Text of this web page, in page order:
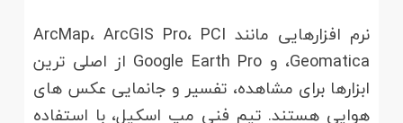
نرم افزارهایی مانند ArcMap، ArcGIS Pro، PCI
Geomatica، و Google Earth Pro از اصلی ترین
ابزارها برای مشاهده، تفسیر و جانمایی عکس های
هوایی هستند. تیم فنی مپ اسکیل، با استفاده